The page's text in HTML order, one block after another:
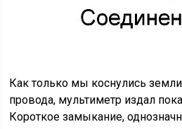
Как только мы коснулись
провода, мультиметр издал
Короткое замыкание,